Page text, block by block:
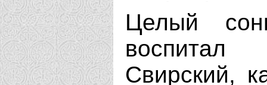
Целый
воспитал
Свирский,